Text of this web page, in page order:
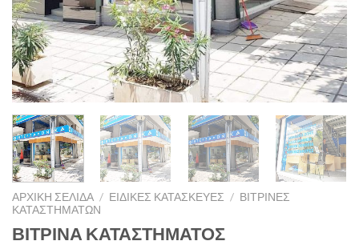
ΑΡΧΙΚΉ ΣΕΛΊΔΑ / ΕΙΔΙΚΈΣ ΚΑΤΑΣΚΕΥΈΣ / ΒΙΤΡΊΝΕΣ
ΚΑΤΑΣΤΗΜΆΤΩΝ
ΒΙΤΡΙΝΑ ΚΑΤΑΣΤΗΜΑΤΟΣ